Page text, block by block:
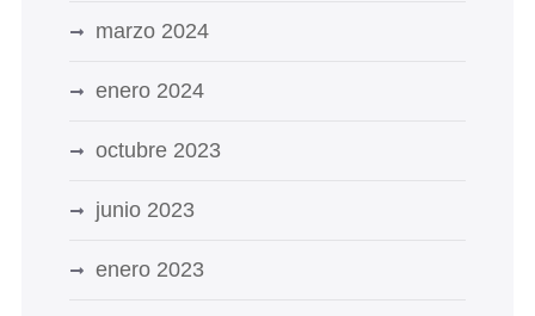
marzo 2024
enero 2024
octubre 2023
junio 2023
enero 2023